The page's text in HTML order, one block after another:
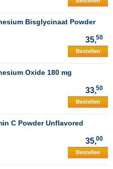
Bisglycinaat Powder
35,50
Bestellen
Oxide 180 mg
33,50
Bestellen
C Powder Unflavored
35,00
Bestellen